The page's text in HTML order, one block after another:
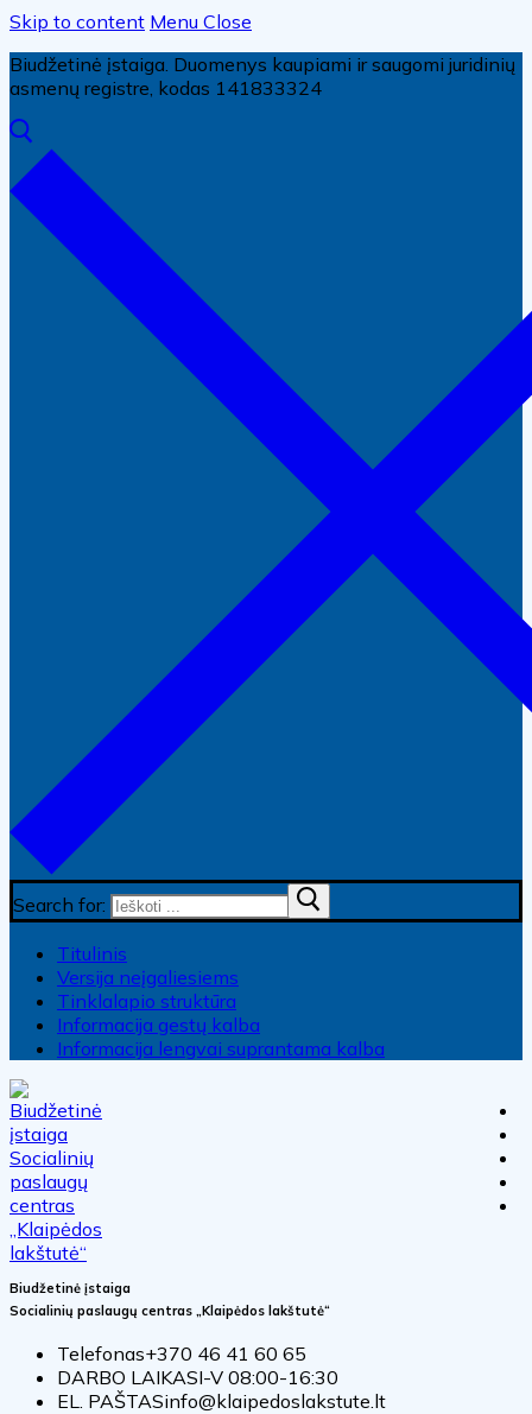
Skip to content Menu Close
Biudžetinė įstaiga. Duomenys kaupiami ir saugomi juridinių
asmenų registre, kodas 141833324
Search for:
Titulinis
Versija neįgaliesiems
Tinklalapio struktūra
Informacija gestų kalba
Informacija lengvai suprantama kalba
Biudžetinė įstaiga
Socialinių paslaugų centras „Klaipėdos lakštutė“
Telefonas+370 46 41 60 65
DARBO LAIKASI-V 08:00-16:30
EL. PAŠTASinfo@klaipedoslakstute.lt